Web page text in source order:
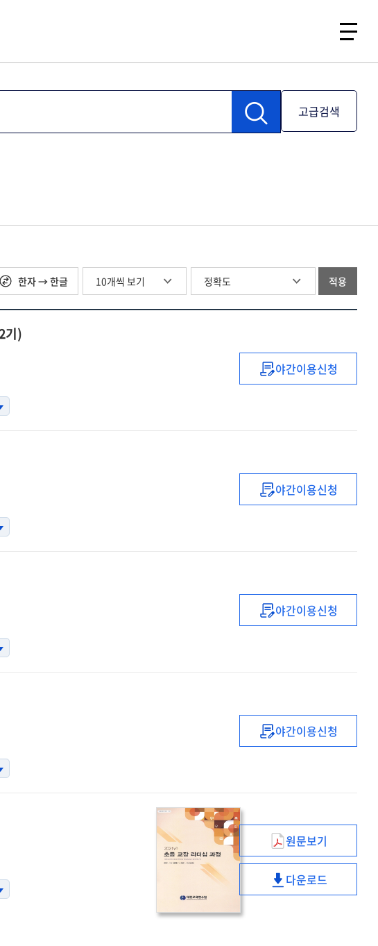
고급검색
한자 → 한글 적용
기)
(2022년)
교사
직무연수
(2기)
야간이용신청
(2022년)
야간이용신청
(2022)
(2기)
야간이용신청
선율로
야간이용신청
(2021년)
초등
교장
리더십
원문보기
(2021년)
다운로드